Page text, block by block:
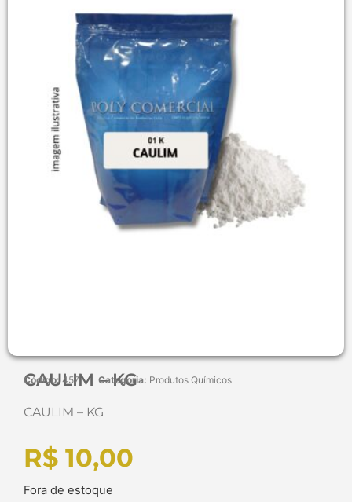
CAULIM – KG
Código:457 Categoria: Produtos Químicos
CAULIM – KG
R$ 10,00
Fora de estoque